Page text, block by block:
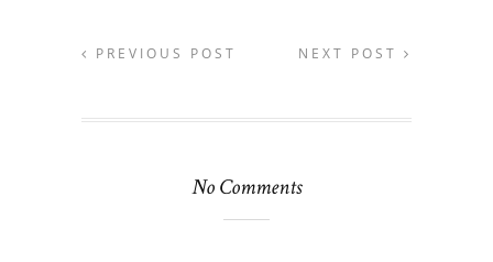
PREVIOUS POST NEXT POST
No Comments